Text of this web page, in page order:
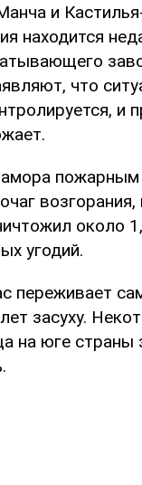
и
находится
что
и
пожарным
около
угодий.
переживает
засуху.
на юге страны